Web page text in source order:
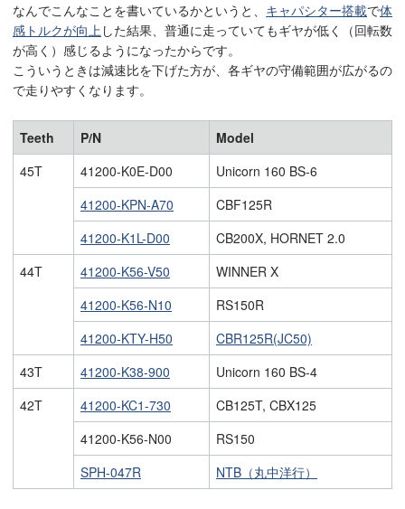
なんでこんなことを書いているかというと、 キャパシター搭載で体
感トルクが向上した結果、普通に走っていてもギヤが低く（回転数
が高く）感じるようになったからです。
こういうときは減速比を下げた方が、各ギヤの守備範囲が広がるの
で走りやすくなります。
Teeth P/N
Model
45T
41200-K0E-D00
Unicorn 160 BS-6
41200-KPN-A70
CBF125R
41200-K1L-D00
CB200X, HORNET 2.0
44T
41200-K56-V50
WINNER X
41200-K56-N10
RS150R
41200-KTY-H50
CBR125R(JC50)
43T
41200-K38-900
Unicorn 160 BS-4
42T
41200-KC1-730
CB125T, CBX125
41200-K56-N00
RS150
SPH-047R
NTB（丸中洋行）